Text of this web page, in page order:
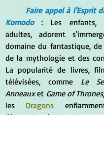
Faire appel à l'Esprit
Komodo : Les enfants,
adultes, adorent
domaine du fantastique, de
de la mythologie et des
La popularité de livres,
télévisées, comme Le
Anneaux et Game of Thrones
les Dragons
l'étincelle créatrice de notre